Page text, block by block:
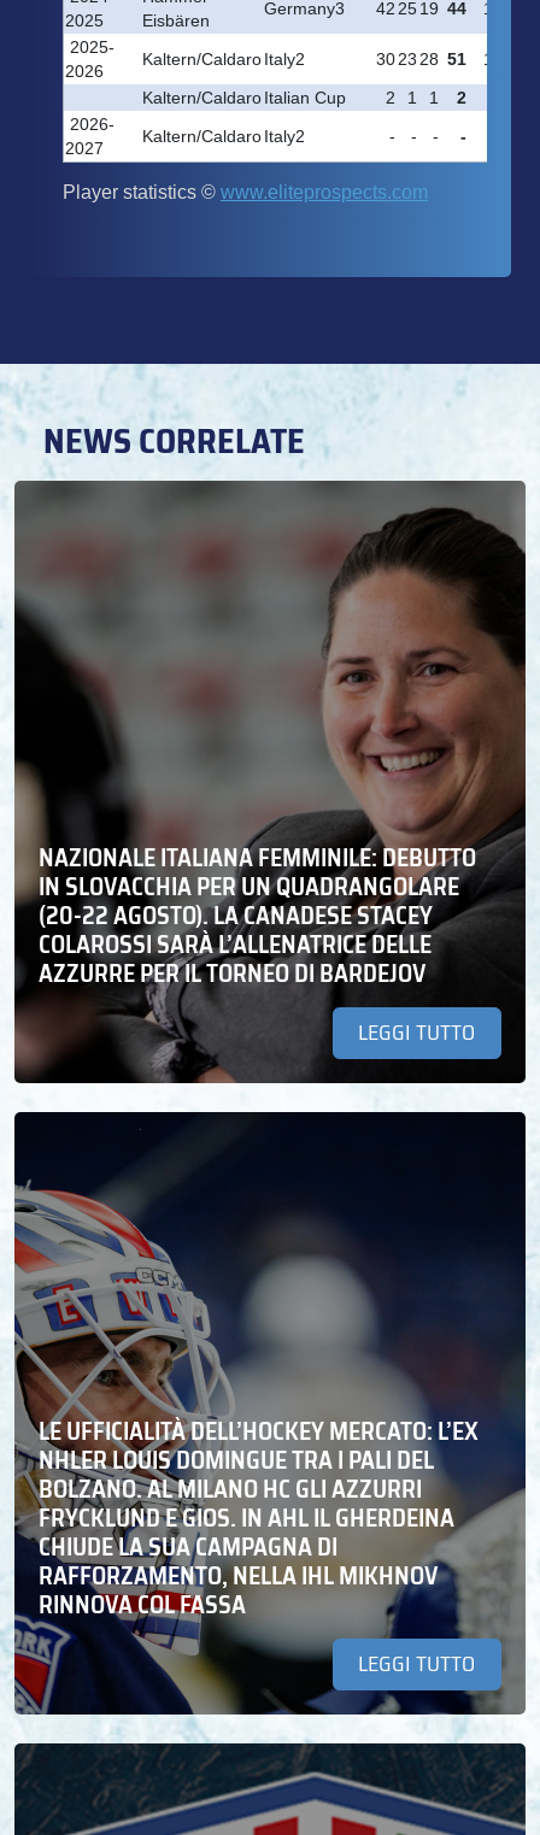
NEWS CORRELATE
NAZIONALE ITALIANA FEMMINILE: DEBUTTO
IN SLOVACCHIA PER UN QUADRANGOLARE
(20-22 AGOSTO). LA CANADESE STACEY
COLAROSSI SARÀ L’ALLENATRICE DELLE
AZZURRE PER IL TORNEO DI BARDEJOV
LEGGI TUTTO
LE UFFICIALITÀ DELL’HOCKEY MERCATO: L’EX
NHLER LOUIS DOMINGUE TRA I PALI DEL
BOLZANO. AL MILANO HC GLI AZZURRI
FRYCKLUND E GIOS. IN AHL IL GHERDEINA
CHIUDE LA SUA CAMPAGNA DI
RAFFORZAMENTO, NELLA IHL MIKHNOV
RINNOVA COL FASSA
LEGGI TUTTO